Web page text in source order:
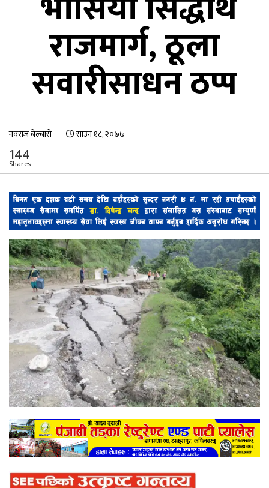
राजमार्ग, ठूला
सवारीसाधन ठप्प
नवराज बेल्बासे साउन १८, २०७७
144
Shares